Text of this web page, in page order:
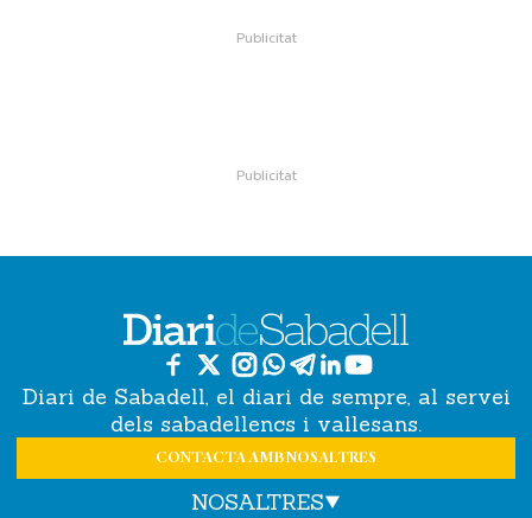
Diari de Sabadell, el diari de sempre, al servei
dels sabadellencs i vallesans.
CONTACTA AMB NOSALTRES
NOSALTRES